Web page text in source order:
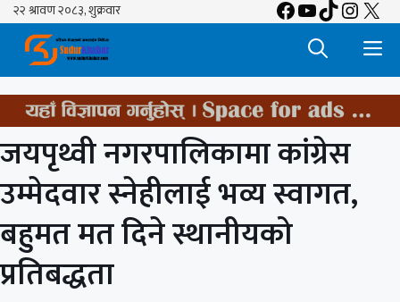
Skip
content
Facebook
YouTube
TikTok
X
जयपृथ्वी नगरपालिकामा कांग्रेस
उम्मेदवार स्नेहीलाई भव्य स्वागत,
बहुमत मत दिने स्थानीयको
प्रतिबद्धता